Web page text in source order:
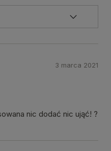
nic dodać nic ująć! ?
3 marca 2021